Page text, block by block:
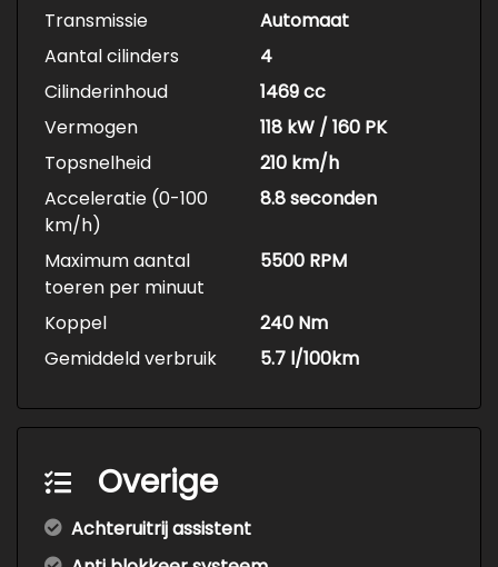
Transmissie
Automaat
Aantal cilinders
4
Cilinderinhoud
1469 cc
Vermogen
118 kW / 160 PK
Topsnelheid
210 km/h
Acceleratie (0-100
km/h)
8.8 seconden
Maximum aantal
toeren per minuut
5500 RPM
Koppel
240 Nm
Gemiddeld verbruik
5.7 l/100km
Overige
Achteruitrij assistent